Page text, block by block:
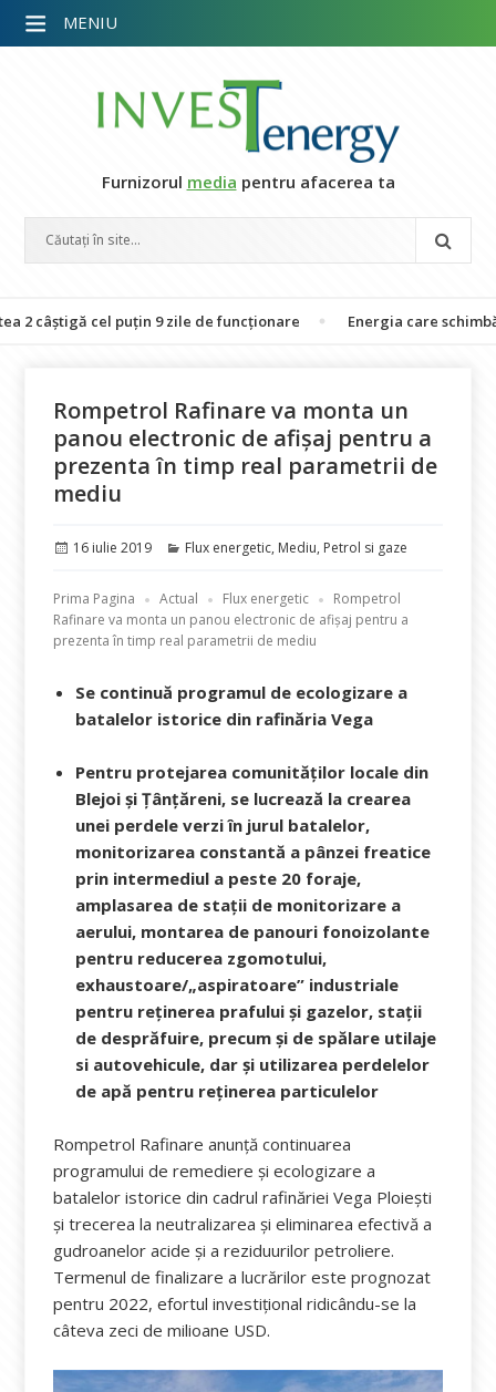
Furnizorul media pentru afacerea ta
cel puțin 9 zile de funcționare Energia care schimbă vieți:
Rompetrol Rafinare va monta un
panou electronic de afișaj pentru a
prezenta în timp real parametrii de
mediu
Publicat
16 iulie 2019 Categorii
Flux energetic, Mediu, Petrol si gaze
Prima Pagina Actual Flux energetic
Rompetrol
Rafinare va monta un panou electronic de afișaj pentru a
prezenta în timp real parametrii de mediu
Se continuă programul de ecologizare a
batalelor istorice din rafinăria Vega
Pentru protejarea comunităţilor locale din
Blejoi şi Ţânţăreni, se lucrează la crearea
unei perdele verzi în jurul batalelor,
monitorizarea constantă a pânzei freatice
prin intermediul a peste 20 foraje,
amplasarea de stații de monitorizare a
aerului, montarea de panouri fonoizolante
pentru reducerea zgomotului,
exhaustoare/„aspiratoare” industriale
pentru reținerea prafului și gazelor, stații
de desprăfuire, precum și de spălare utilaje
si autovehicule, dar și utilizarea perdelelor
de apă pentru reținerea particulelor
Rompetrol Rafinare anunţă continuarea
programului de remediere și ecologizare a
batalelor istorice din cadrul rafinăriei Vega Ploieşti
şi trecerea la neutralizarea şi eliminarea efectivă a
gudroanelor acide și a reziduurilor petroliere.
Termenul de finalizare a lucrărilor este prognozat
pentru 2022, efortul investiţional ridicându-se la
câteva zeci de milioane USD.
MENIU